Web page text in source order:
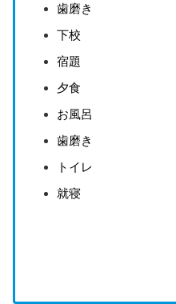
歯磨き
下校
宿題
夕食
お風呂
歯磨き
トイレ
就寝